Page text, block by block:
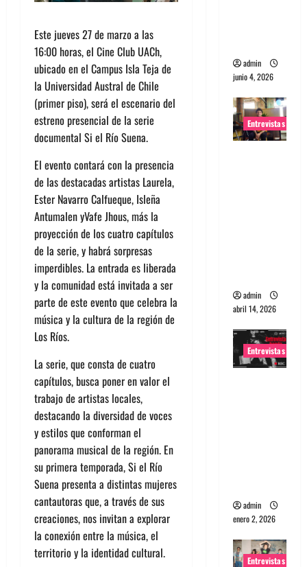
Este jueves 27 de marzo a las
16:00 horas, el Cine Club UACh,
ubicado en el Campus Isla Teja de
la Universidad Austral de Chile
(primer piso), será el escenario del
estreno presencial de la serie
documental Si el Río Suena.
El evento contará con la presencia
de las destacadas artistas Laurela,
Ester Navarro Calfueque, Isleña
AntumalenyVafe Jhous, más la
proyección de los cuatro capítulos
de la serie, y habrá sorpresas
imperdibles. La entrada es liberada
y la comunidad está invitada a ser
parte de este evento que celebra la
música y la cultura de la región de
Los Ríos.
La serie, que consta de cuatro
capítulos, busca poner en valor el
trabajo de artistas locales,
destacando la diversidad de voces
y estilos que conforman el
panorama musical de la región. En
su primera temporada,Si el Río
Suena presenta a distintas mujeres
cantautoras que, a través de sus
creaciones, nos invitan a explorar
la conexión entre la música, el
territorio y la identidad cultural.
admin
junio 4, 2026
Entrevistas
admin
abril 14, 2026
Entrevistas
admin
enero 2, 2026
Entrevistas